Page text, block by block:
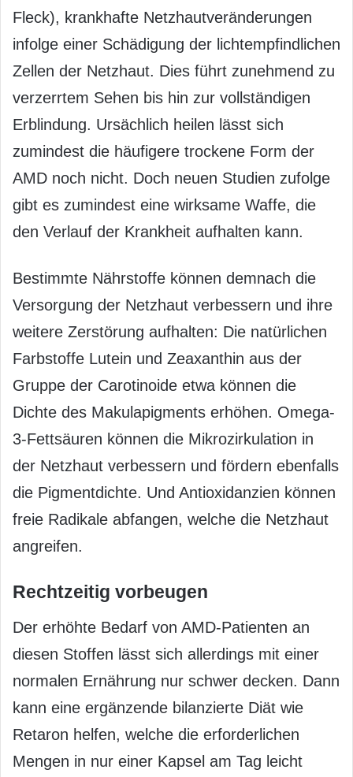
Fleck), krankhafte Netzhautveränderungen
infolge einer Schädigung der lichtempfindlichen
Zellen der Netzhaut. Dies führt zunehmend zu
verzerrtem Sehen bis hin zur vollständigen
Erblindung. Ursächlich heilen lässt sich
zumindest die häufigere trockene Form der
AMD noch nicht. Doch neuen Studien zufolge
gibt es zumindest eine wirksame Waffe, die
den Verlauf der Krankheit aufhalten kann.
Bestimmte Nährstoffe können demnach die
Versorgung der Netzhaut verbessern und ihre
weitere Zerstörung aufhalten: Die natürlichen
Farbstoffe Lutein und Zeaxanthin aus der
Gruppe der Carotinoide etwa können die
Dichte des Makulapigments erhöhen. Omega-
3-Fettsäuren können die Mikrozirkulation in
der Netzhaut verbessern und fördern ebenfalls
die Pigmentdichte. Und Antioxidanzien können
freie Radikale abfangen, welche die Netzhaut
angreifen.
Rechtzeitig vorbeugen
Der erhöhte Bedarf von AMD-Patienten an
diesen Stoffen lässt sich allerdings mit einer
normalen Ernährung nur schwer decken. Dann
kann eine ergänzende bilanzierte Diät wie
Retaron helfen, welche die erforderlichen
Mengen in nur einer Kapsel am Tag leicht